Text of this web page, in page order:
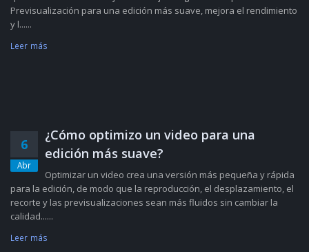
Previsualización para una edición más suave, mejora el rendimiento
y l......
Leer más
6
Abr
¿Cómo optimizo un video para una
edición más suave?
Optimizar un video crea una versión más pequeña y rápida
para la edición, de modo que la reproducción, el desplazamiento, el
recorte y las previsualizaciones sean más fluidos sin cambiar la
calidad......
Leer más